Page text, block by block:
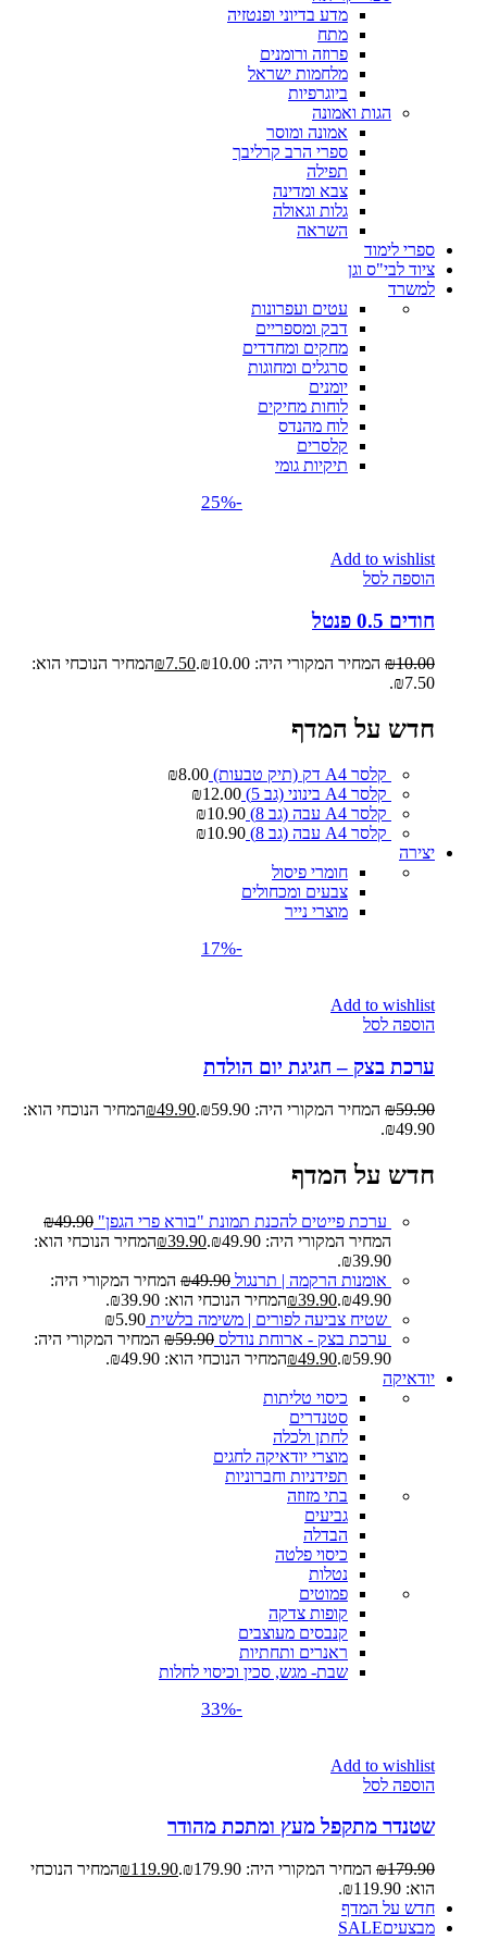
מדע בדיוני ופנטזיה
מתח
פרוזה ורומנים
מלחמות ישראל
ביוגרפיות
הגות ואמונה
אמונה ומוסר
ספרי הרב קרליבך
תפילה
צבא ומדינה
גלות וגאולה
השראה
ספרי לימוד
ציוד לבי"ס וגן
למשרד
עטים ועפרונות
דבק ומספריים
מחקים ומחדדים
סרגלים ומחוגות
יומנים
לוחות מחיקים
לוח מהנדס
קלסרים
תיקיות גומי
-25%
Add to wishlist
הוספה לסל
חודים 0.5 פנטל
₪10.00 המחיר המקורי היה: ₪10.00. ₪7.50
המחיר הנוכחי הוא:
₪7.50.
חדש על המדף
קלסר A4 דק (תיק טבעות) ₪8.00
קלסר A4 בינוני (גב 5)
₪12.00
קלסר A4 עבה (גב 8)
₪10.90
קלסר A4 עבה (גב 8)
₪10.90
יצירה
חומרי פיסול
צבעים ומכחולים
מוצרי נייר
-17%
Add to wishlist
הוספה לסל
ערכת בצק – חגיגת יום הולדת
₪59.90 המחיר המקורי היה: ₪59.90. ₪49.90
המחיר הנוכחי הוא:
₪49.90.
חדש על המדף
ערכת פייטים להכנת תמונת "בורא פרי הגפן" ₪49.90
המחיר המקורי היה: ₪49.90.
₪39.90
המחיר הנוכחי הוא:
₪39.90.
אומנות הרקמה | תרנגול
₪49.90
המחיר המקורי היה:
₪49.90.
₪39.90
המחיר הנוכחי הוא: ₪39.90.
שטיח צביעה לפורים | משימה בלשית
₪5.90
ערכת בצק - ארוחת נודלס
₪59.90
המחיר המקורי היה:
₪59.90.
₪49.90
המחיר הנוכחי הוא: ₪49.90.
יודאיקה
כיסוי טליתות
סטנדרים
לחתן ולכלה
מוצרי יודאיקה לחגים
תפידניות וחברוניות
בתי מזוזה
גביעים
הבדלה
כיסוי פלטה
נטלות
פמוטים
קופות צדקה
קנבסים מעוצבים
ראנרים ותחתיות
שבת- מגש, סכין וכיסוי לחלות
-33%
Add to wishlist
הוספה לסל
שטנדר מתקפל מעץ ומתכת מהודר
₪179.90 המחיר המקורי היה: ₪179.90. ₪119.90
המחיר הנוכחי
הוא: ₪119.90.
חדש על המדף
מבצעיםSALE